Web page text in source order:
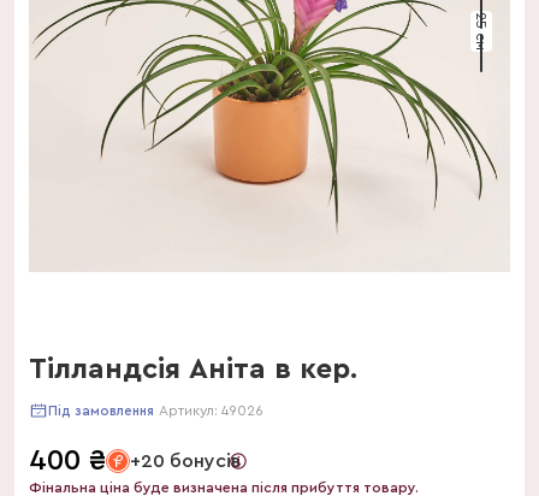
25 см
Тілландсія Аніта в кер.
Під замовлення Артикул: 49026
400 ₴ +20 бонусів
Фінальна ціна буде визначена після прибуття товару.